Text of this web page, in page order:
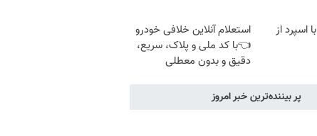
ترید XAUUSD با اسپرد از
استعلام آنلاین خلافی خودرو
👈با کد ملی و پلاک، سریع،
دقیق و بدون معطلی
پر بیننده‌ترین خبر امروز